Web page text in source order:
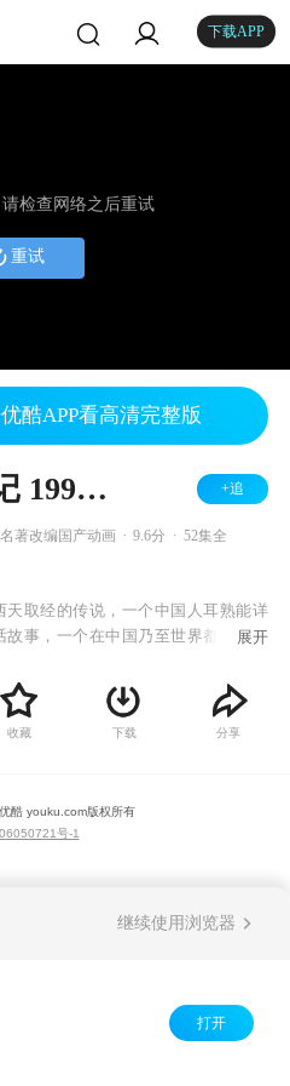
下载APP
检查网络之后重试
重试
酷APP看高清完整版
西游记 1998版 +追
著改编国产动画 9.6分 52集全
天取经的传说，一个中国人耳熟能详
故事，一个在中国乃至世界都已广泛
在一个个神话仙境中留下不解之缘。
妖孽蠢动、张牙舞爪、狞笑狂喊，总
，金箍棒下化青烟。52集动画片《西
万苦，斗妖除魔，披荆斩棘，经历九
取回真经，师徒四人修成正果的过
展开
收藏 下载 分享
优酷 youku.com版权所有
号-1
继续使用浏览器
打开